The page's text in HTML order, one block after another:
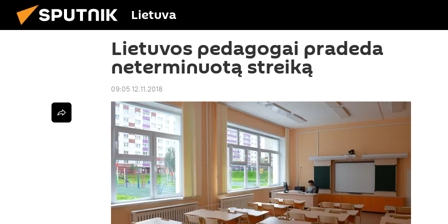
Lietuva
Lietuvos pedagogai pradeda
neterminuotą streiką
09:05 12.11.2018